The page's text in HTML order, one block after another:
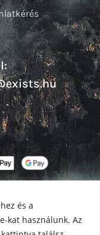
és a
kat használunk. Az